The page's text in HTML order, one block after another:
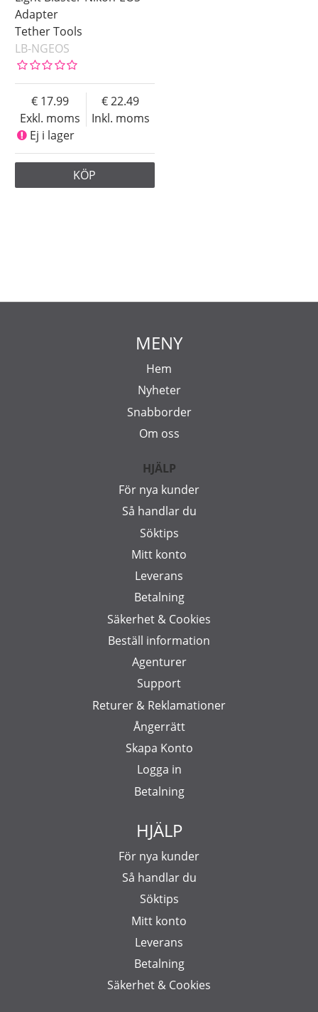
Adapter
Tether Tools
LB-NGEOS
Exkl. moms
17.99
Inkl. moms
22.49
Ej i lager
KÖP
MENY
Hem
Nyheter
Snabborder
Om oss
HJÄLP
För nya kunder
Så handlar du
Söktips
Mitt konto
Leverans
Betalning
Säkerhet & Cookies
Beställ information
Agenturer
Support
Returer & Reklamationer
Ångerrätt
Skapa Konto
Logga in
Betalning
HJÄLP
För nya kunder
Så handlar du
Söktips
Mitt konto
Leverans
Betalning
Säkerhet & Cookies